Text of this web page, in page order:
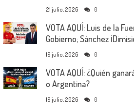
21 julio, 2026 0
VOTA AQUÍ: Luis de la
Gobierno; Sánchez
19 julio, 2026 0
VOTA AQUÍ: ¿Quién
o Argentina?
19 julio, 2026 0